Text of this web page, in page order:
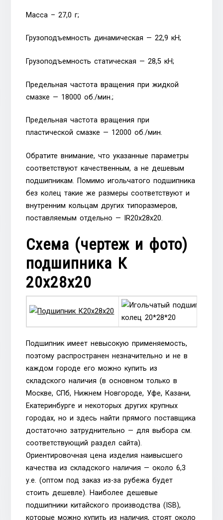
Масса – 27,0 г;
Грузоподъемность динамическая — 22,9 кН;
Грузоподъемность статическая — 28,5 кН;
Предельная частота вращения при жидкой
смазке — 18000 об./мин.;
Предельная частота вращения при
пластической смазке — 12000 об./мин.
Обратите внимание, что указанные параметры
соответствуют качественным, а не дешевым
подшипникам. Помимо игольчатого подшипника
без колец такие же размеры соответствуют и
внутренним кольцам других типоразмеров,
поставляемым отдельно — IR20x28x20.
Схема (чертеж и фото)
подшипника К
20х28х20
Подшипник имеет невысокую применяемость,
поэтому распространен незначительно и не в
каждом городе его можно купить из
складского наличия (в основном только в
Москве, СПб, Нижнем Новгороде, Уфе, Казани,
Екатеринбурге и некоторых других крупных
городах, но и здесь найти прямого поставщика
достаточно затруднительно — для выбора см.
соответствующий раздел сайта).
Ориентировочная цена изделия наивысшего
качества из складского наличия — около 6,3
у.е. (оптом под заказ из-за рубежа будет
стоить дешевле). Наиболее дешевые
подшипники китайского производства (ISB),
которые можно купить из наличия, стоят около